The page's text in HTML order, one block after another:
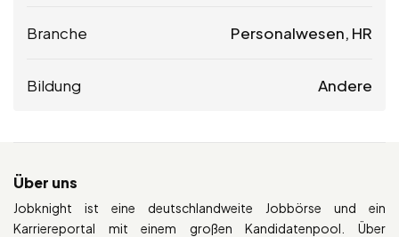
Branche Personalwesen, HR
Bildung Andere
Über uns
Jobknight ist eine deutschlandweite Jobbörse und ein
Karriereportal mit einem großen Kandidatenpool. Über